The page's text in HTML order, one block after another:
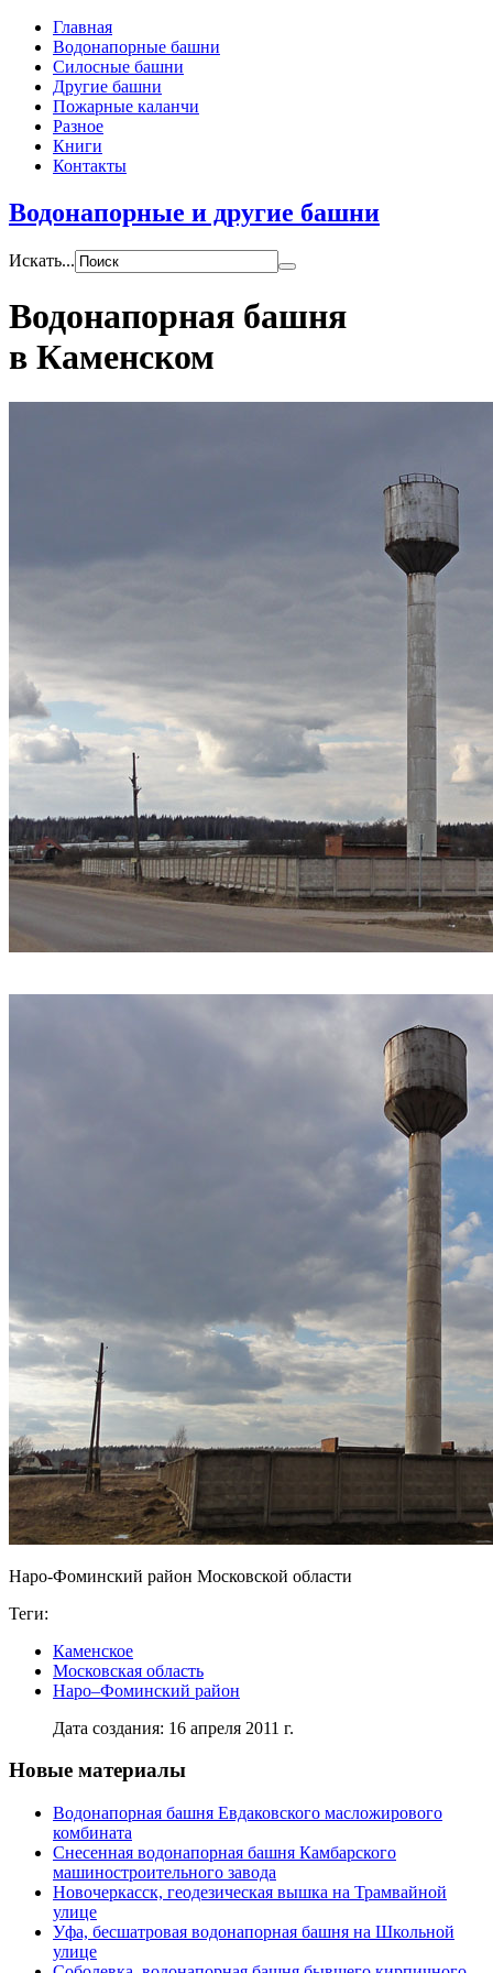
Главная
Водонапорные башни
Силосные башни
Другие башни
Пожарные каланчи
Разное
Книги
Контакты
Водонапорные и другие башни
Искать...
Водонапорная башня
в Каменском
Наро-Фоминский район Московской области
Теги:
Каменское
Московская область
Наро–Фоминский район
Дата создания: 16 апреля 2011 г.
Новые материалы
Водонапорная башня Евдаковского масложирового
комбината
Снесенная водонапорная башня Камбарского
машиностроительного завода
Новочеркасск, геодезическая вышка на Трамвайной
улице
Уфа, бесшатровая водонапорная башня на Школьной
улице